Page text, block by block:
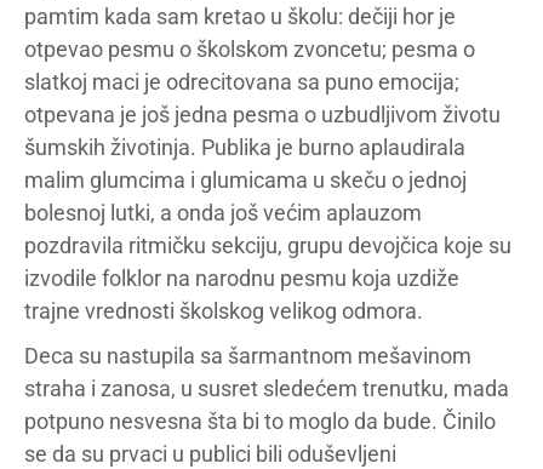
pamtim kada sam kretao u školu: dečiji hor je
otpevao pesmu o školskom zvoncetu; pesma o
slatkoj maci je odrecitovana sa puno emocija;
otpevana je još jedna pesma o uzbudljivom životu
šumskih životinja. Publika je burno aplaudirala
malim glumcima i glumicama u skeču o jednoj
bolesnoj lutki, a onda još većim aplauzom
pozdravila ritmičku sekciju, grupu devojčica koje su
izvodile folklor na narodnu pesmu koja uzdiže
trajne vrednosti školskog velikog odmora.
Deca su nastupila sa šarmantnom mešavinom
straha i zanosa, u susret sledećem trenutku, mada
potpuno nesvesna šta bi to moglo da bude. Činilo
se da su prvaci u publici bili oduševljeni